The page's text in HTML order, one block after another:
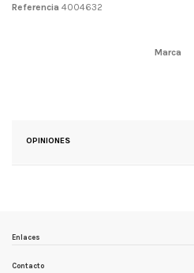
Marca
Referencia 4004632
OPINIONES
Enlaces
Contacto